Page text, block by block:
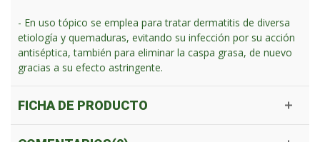
- En uso tópico se emplea para tratar dermatitis de diversa
etiología y quemaduras, evitando su infección por su acción
antiséptica, también para eliminar la caspa grasa, de nuevo
gracias a su efecto astringente.
FICHA DE PRODUCTO